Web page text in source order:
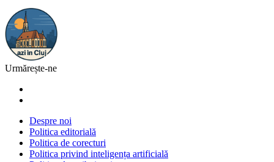
Urmărește-ne
Despre noi
Politica editorială
Politica de corecturi
Politica privind inteligența artificială